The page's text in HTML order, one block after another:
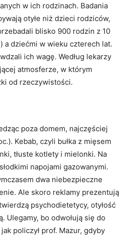
w ich rodzinach. Badania
otyłe niż dzieci rodziców,
blisko 900 rodzin z 10
a dziećmi w wieku czterech lat.
ich wagę. Według lekarzy
atmosferze, w którym
od rzeczywistości.
poza domem, najczęściej
Kebab, czyli bułka z mięsem
tłuste kotlety i mielonki. Na
napojami gazowanymi.
dwa niebezpieczne
Ale skoro reklamy prezentują
psychodietetycy, otyłość
Ulegamy, bo odwołują się do
policzył prof. Mazur, gdyby